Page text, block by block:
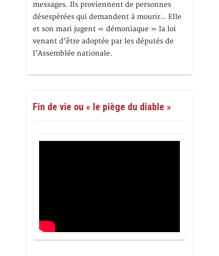
messages. Ils proviennent de personnes
désespérées qui demandent à mourir… Elle
et son mari jugent « démoniaque » la loi
venant d’être adoptée par les députés de
l’Assemblée nationale.
Fin de vie ou « le piège du diable »